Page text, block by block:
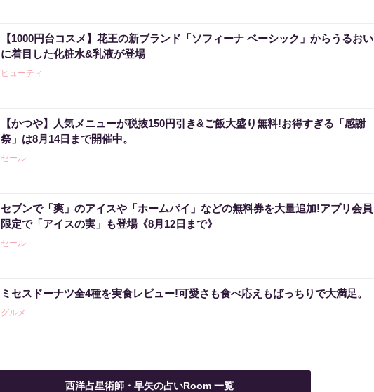
【1000円台コスメ】花王の新ブランド「ソフィーナ ベーシック」からうるおい
に着目した化粧水&乳液が登場
ビューティ
【かつや】人気メニューが税抜150円引き&ご飯大盛り無料!お得すぎる「感謝
祭」は8月14日まで開催中。
セール
セブンで「爽」のアイスや「ホームパイ」などの無料券を大量追加!アプリ会員
限定で「アイスの実」も登場《8月12日まで》
セール
ミセスドーナツ全4種を実食レビュー!可愛さも食べ応えもばっちりで大満足。
グルメ
西洋占星術師・早矢の占いRoom 一覧